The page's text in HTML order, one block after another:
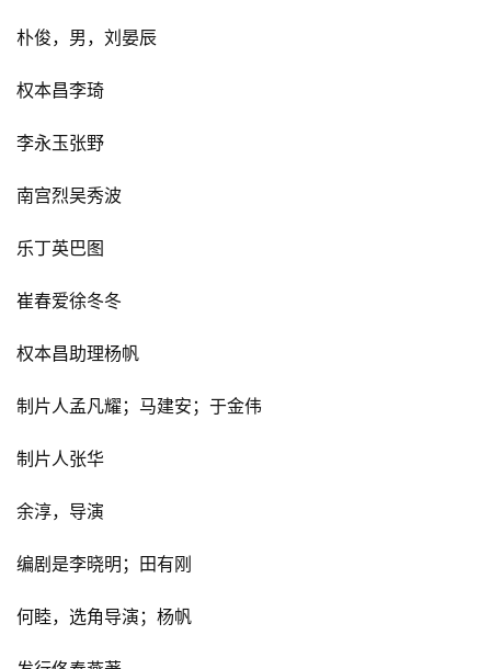
朴俊，男，刘晏辰
权本昌李琦
李永玉张野
南宫烈吴秀波
乐丁英巴图
崔春爱徐冬冬
权本昌助理杨帆
制片人孟凡耀； 马建安；于金伟
制片人张华
余淳，导演
编剧是李晓明； 田有刚
何睦，选角导演； 杨帆